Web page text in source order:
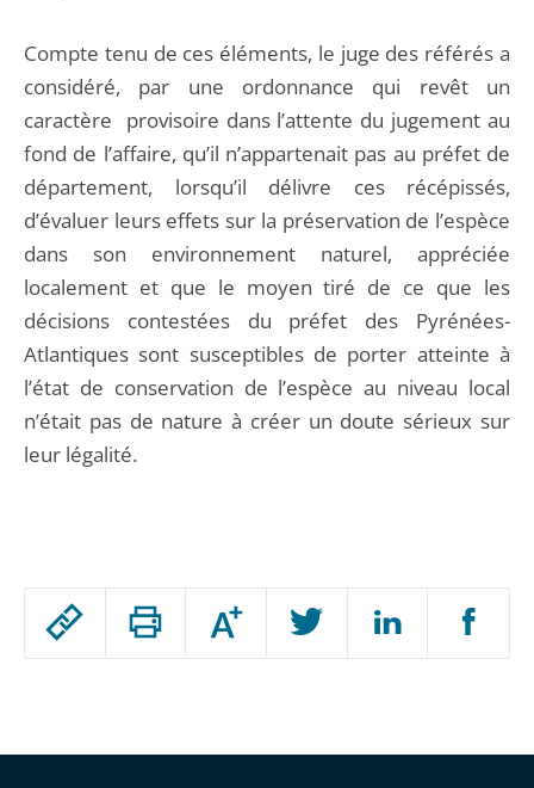
Passer
Augmenter
ou
Compte tenu de ces éléments, le juge des référés a
considéré, par une ordonnance qui revêt un
caractère provisoire dans l’attente du jugement au
fond de l’affaire, qu’il n’appartenait pas au préfet de
département, lorsqu’il délivre ces récépissés,
d’évaluer leurs effets sur la préservation de l’espèce
dans son environnement naturel, appréciée
localement et que le moyen tiré de ce que les
décisions contestées du préfet des Pyrénées-
Atlantiques sont susceptibles de porter atteinte à
l’état de conservation de l’espèce au niveau local
n’était pas de nature à créer un doute sérieux sur
leur légalité.